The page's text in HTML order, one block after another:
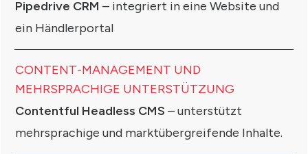
Pipedrive CRM – integriert in eine Website und
ein Händlerportal
CONTENT-MANAGEMENT UND
MEHRSPRACHIGE UNTERSTÜTZUNG
Contentful Headless CMS – unterstützt
mehrsprachige und marktübergreifende Inhalte.